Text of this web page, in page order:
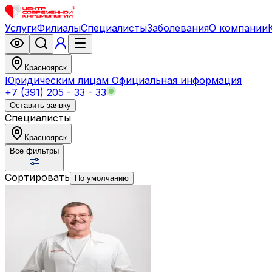
УслугиФилиалыСпециалистыЗаболеванияО компании
Красноярск
Юридическим лицам Официальная информация
+7 (391) 205 - 33 - 33
Оставить заявку
Специалисты
Красноярск
Все фильтры
Сортировать По умолчанию